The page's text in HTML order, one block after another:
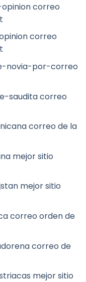
correo
correo
novia-por-correo
saudita correo
correo de la
mejor sitio
mejor sitio
correo orden de
correo de
mejor sitio